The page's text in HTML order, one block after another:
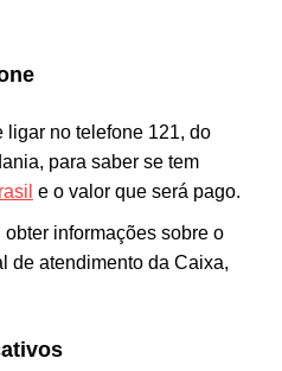
ligar no telefone 121, do
para saber se tem
e o valor que será pago.
informações sobre o
de atendimento da Caixa,